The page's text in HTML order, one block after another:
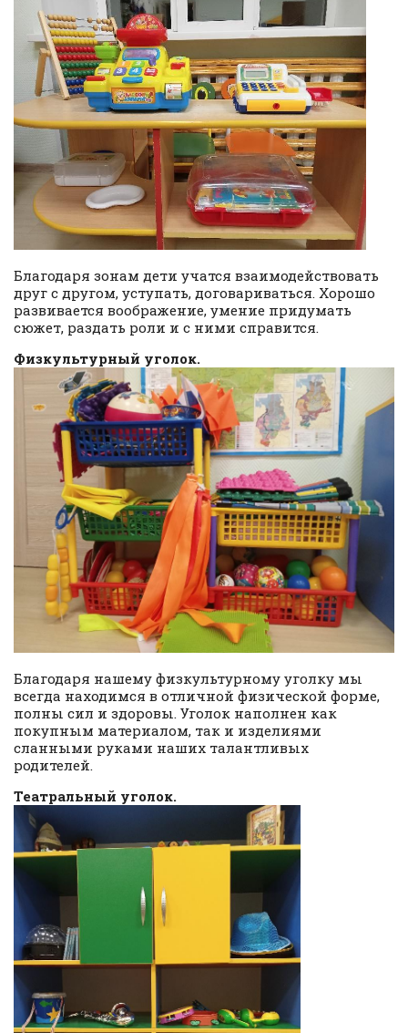
Благодаря зонам дети учатся взаимодействовать
друг с другом, уступать, договариваться. Хорошо
развивается воображение, умение придумать
сюжет, раздать роли и с ними справится.
Физкультурный уголок.
Благодаря нашему физкультурному уголку мы
всегда находимся в отличной физической форме,
полны сил и здоровы. Уголок наполнен как
покупным материалом, так и изделиями
сланными руками наших талантливых
родителей.
Театральный уголок.